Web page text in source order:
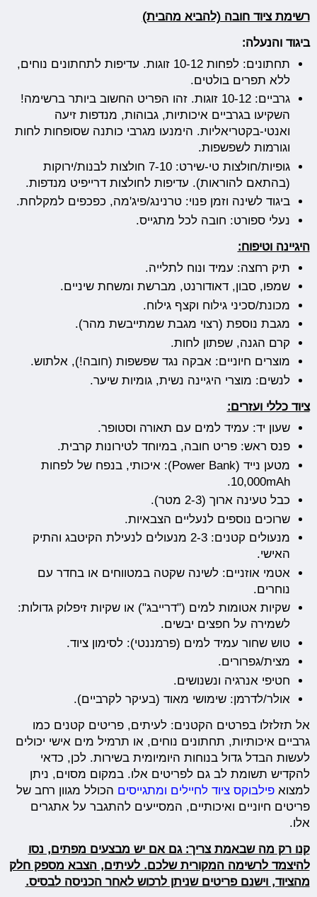
רשימת ציוד חובה (להביא מהבית)
ביגוד והנעלה:
תחתונים: לפחות 10-12 זוגות. עדיפות לתחתונים נוחים,
ללא תפרים בולטים.
גרביים: 10-12 זוגות. זהו הפריט החשוב ביותר ברשימה!
השקיעו בגרביים איכותיות, גבוהות, מנדפות זיעה
ואנטי-בקטריאליות. הימנעו מגרבי כותנה שסופחות לחות
וגורמות לשפשפות.
גופיות/חולצות טי-שירט: 7-10 חולצות לבנות/ירוקות
(בהתאם להוראות). עדיפות לחולצות דרייפיט מנדפות.
ביגוד לשינה וזמן פנוי: טרנינג/פיג'מה, כפכפים למקלחת.
נעלי ספורט: חובה לכל מתגייס.
היגיינה וטיפוח:
תיק רחצה: עמיד ונוח לתלייה.
שמפו, סבון, דאודורנט, מברשת ומשחת שיניים.
מכונת/סכיני גילוח וקצף גילוח.
מגבת נוספת (רצוי מגבת שמתייבשת מהר).
קרם הגנה, שפתון לחות.
מוצרים חיוניים: אבקה נגד שפשפות (חובה!), אלתוש.
לנשים: מוצרי היגיינה נשית, גומיות שיער.
ציוד כללי ועזרים:
שעון יד: עמיד למים עם תאורה וסטופר.
פנס ראש: פריט חובה, במיוחד לטירונות קרבית.
מטען נייד (Power Bank): איכותי, בנפח של לפחות
10,000mAh.
כבל טעינה ארוך (2-3 מטר).
שרוכים נוספים לנעליים הצבאיות.
מנעולים קטנים: 2-3 מנעולים לנעילת הקיטבג והתיק
האישי.
אטמי אוזניים: לשינה שקטה במטווחים או בחדר עם
נוחרים.
שקיות אטומות למים ("דרייבג") או שקיות זיפלוק גדולות:
לשמירה על חפצים יבשים.
טוש שחור עמיד למים (פרמננטי): לסימון ציוד.
מצית/גפרורים.
חטיפי אנרגיה ונשנושים.
אולר/לדרמן: שימושי מאוד (בעיקר לקרביים).
אל תזלזלו בפרטים הקטנים: לעיתים, פריטים קטנים כמו
גרביים איכותיות, תחתונים נוחים, או תרמיל מים אישי יכולים
לעשות הבדל גדול בנוחות היומיומית בשירות. לכן, כדאי
להקדיש תשומת לב גם לפריטים אלו. במקום מסוים, ניתן
למצואפילבוקס ציוד לחיילים ומתגייסים הכולל מגוון רחב של
פריטים חיוניים ואיכותיים, המסייעים להתגבר על אתגרים
אלו.
קנו רק מה שבאמת צריך: גם אם יש מבצעים מפתים, נסו
להיצמד לרשימה המקורית שלכם. לעיתים, הצבא מספק חלק
מהציוד, וישנם פריטים שניתן לרכוש לאחר הכניסה לבסיס.